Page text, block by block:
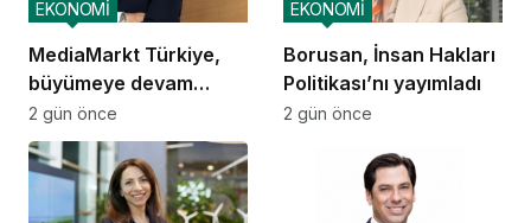
MediaMarkt Türkiye,
büyümeye devam
ediyor
EKONOMİ
2 gün önce
Borusan, İnsan Hakları
Politikası’nı yayımladı
EKONOMİ
2 gün önce